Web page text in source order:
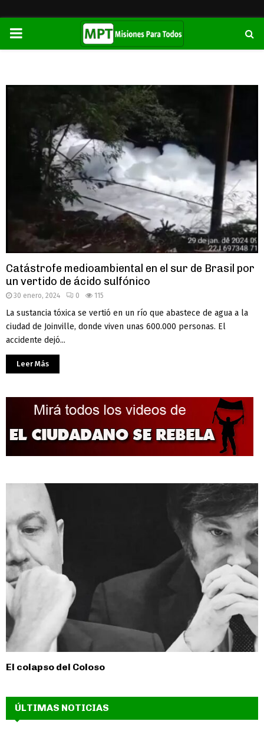
PRIMARY
Catástrofe medioambiental en el sur de Brasil por
un vertido de ácido sulfónico
30 enero, 2024 0 115
La sustancia tóxica se vertió en un río que abastece de agua a la
ciudad de Joinville, donde viven unas 600.000 personas. El
accidente dejó...
Leer Más
El colapso del Coloso
ÚLTIMAS NOTICIAS